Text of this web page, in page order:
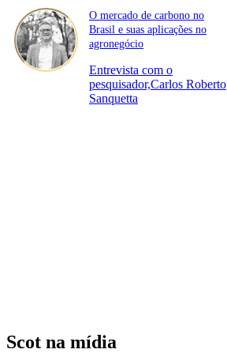
O mercado de carbono no
Brasil e suas aplicações no
agronegócio
Entrevista com o
pesquisador,Carlos Roberto
Sanquetta
Scot na mídia